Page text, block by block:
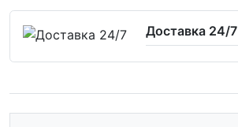
Доставка 24/7